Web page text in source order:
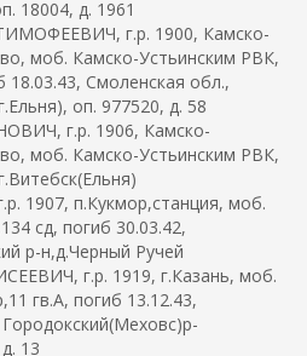
18004, д. 1961
г.р. 1900, Камско-
моб. Камско-Устьинским РВК,
18.03.43, Смоленская обл.,
оп. 977520, д. 58
г.р. 1906, Камско-
моб. Камско-Устьинским РВК,
1907, п.Кукмор,станция, моб.
сд, погиб 30.03.42,
р-н,д.Черный Ручей
г.р. 1919, г.Казань, моб.
гв.А, погиб 13.12.43,
13